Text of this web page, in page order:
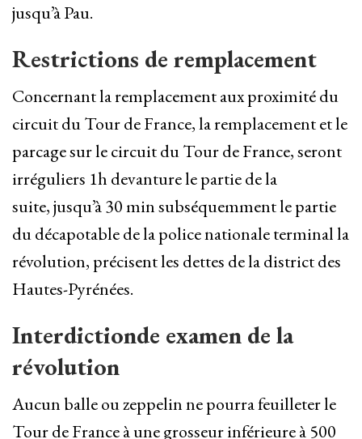
jusqu’à Pau.
Restrictions de remplacement
Concernant la remplacement aux proximité du
circuit du Tour de France, la remplacement et le
parcage sur le circuit du Tour de France, seront
irréguliers 1h devanture le partiede la
suite, jusqu’à 30 min subséquemment le partie
du décapotable de la police nationale terminal la
révolution, précisent les dettes de la district des
Hautes-Pyrénées.
Interdictionde examen de la
révolution
Aucun balle ou zeppelin ne pourra feuilleter le
Tour de France à une grosseur inférieure à 500